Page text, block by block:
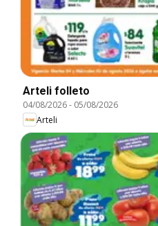
Arteli folleto
04/08/2026- 05/08/2026
Arteli